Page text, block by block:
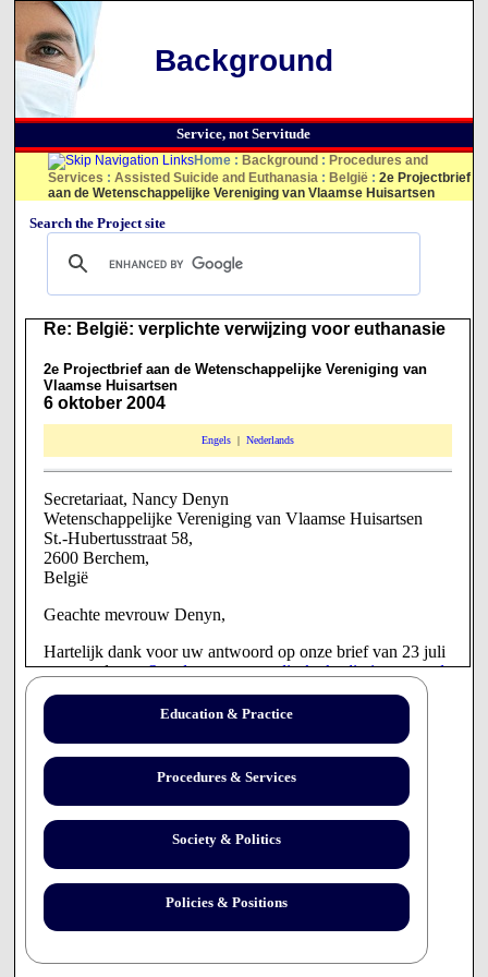
Background
Service, not Servitude
Home :Background :Procedures and
Services :Assisted Suicide and Euthanasia :België :2e Projectbrief
aan de Wetenschappelijke Vereniging van Vlaamse Huisartsen
Search the Project site
Education & Practice
Procedures & Services
Society & Politics
Policies & Positions
Re: België: verplichte verwijzing voor euthanasie
2e Projectbrief aan de Wetenschappelijke Vereniging van
Vlaamse Huisartsen
6 oktober 2004
Engels| Nederlands
Secretariaat, Nancy Denyn
Wetenschappelijke Vereniging van Vlaamse Huisartsen
St.-Hubertusstraat 58,
2600 Berchem,
België
Geachte mevrouw Denyn,
Hartelijk dank voor uw antwoord op onze brief van 23 juli
aangaande uwStandpunt over medische beslissingen rond
het levenseinde en euthanasie.
Het doet me deugd dat u gewetensbezwaarden niet zult
verplichten om mee te werken aan euthanasie. Deze
gedeelde visie belooft een productieve discussie over
verwante aangelegenheden.
De tekst in de verklaring van de Federatie Palliatieve Zorg
Vlaanderen maakt uw begrip van de verhouding tussen
euthanasie en palliatieve zorg duidelijk, maar er blijven een
aantal punten wat onduidelijk.
Aan de ene kant beschrijft de verklaring euthanasie als een
zorg in zoverre dat een lid van een palliatief team kan